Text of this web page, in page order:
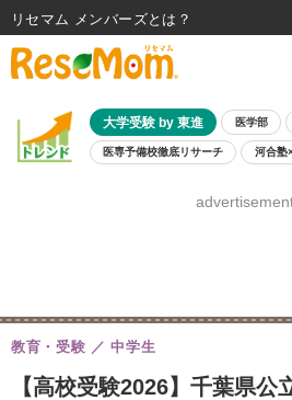
大学受験 by 東進 医学部
医専予備校徹底リサーチ 河合塾
8月開催学校説明会・相
【高校受験2026】千葉県公
教育・受験 中学生
リセマム メンバーズ